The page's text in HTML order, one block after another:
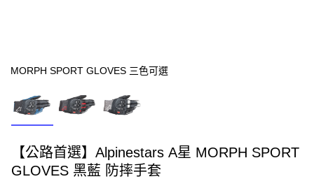
MORPH SPORT GLOVES 三色可選
【公路首選】Alpinestars A星 MORPH SPORT
GLOVES 黑藍 防摔手套